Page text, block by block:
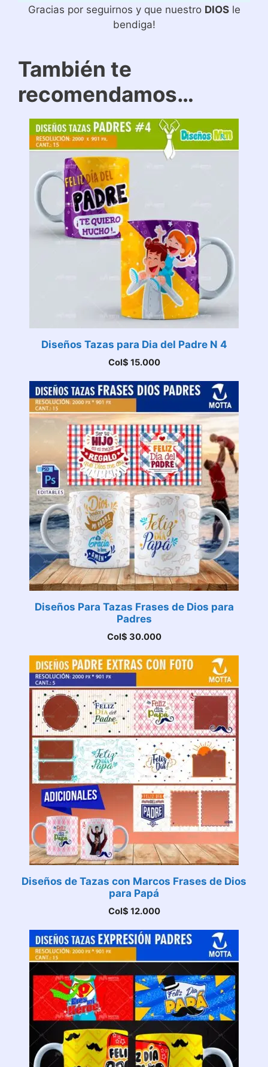
Gracias por seguirnos y que nuestro DIOSle
bendiga!
También te
recomendamos…
Diseños Tazas para Dia del Padre N 4
Col$ 15.000
Diseños Para Tazas Frases de Dios para
Padres
Col$ 30.000
Diseños de Tazas con Marcos Frases de Dios
para Papá
Col$ 12.000